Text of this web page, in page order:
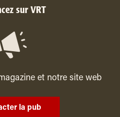
sur VRT
et notre site web
la pub